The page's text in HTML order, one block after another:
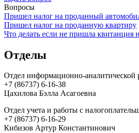
Вопросы
Пришел налог на проданный
Пришел налог на проданную квартиру
Что делать если не пришла квитанция
Отделы
Отдел информационно-аналитической
+7 (86737) 6-16-38
Цахилова Бэлла Асагоевна
Отдел учета и работы с
+7 (86737) 6-16-29
Кибизов Артур Константинович